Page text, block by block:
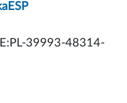
39993-48314-